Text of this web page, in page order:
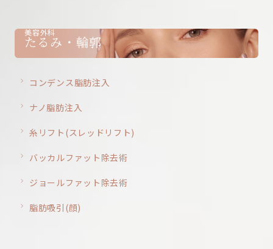
美容外科
たるみ・輪郭
コンデンス脂肪注入
ナノ脂肪注入
糸リフト(スレッドリフト)
バッカルファット除去術
ジョールファット除去術
脂肪吸引(顔)